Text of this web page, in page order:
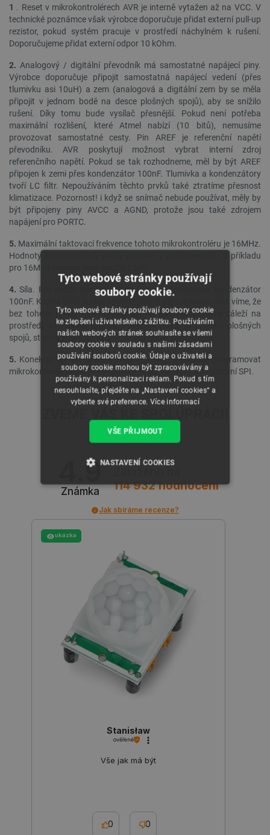
1 . Reset v mikrokontrolérech AVR je interně vytažen až na VCC. V
technické poznámce však výrobce doporučuje přidat externí pull-up
rezistor, pokud systém pracuje v prostředí náchylném k rušení.
Doporučujeme přidat externí odpor 10 kOhm.
2. Analogový / digitální převodník má samostatné napájecí piny.
Výrobce doporučuje připojit samostatná napájecí vedení (přes
tlumivku asi 10uH) a zem (analogová a digitální zem by se měla
připojit v jednom bodě na desce plošných spojů), aby se snížilo
rušení. Díky tomu bude vysílač přesnější. Pokud není potřeba
maximální rozlišení, které Atmel nabízí (10 bitů), nemusíme
provozovat samostatné cesty. Pin AREF je referenční napětí
převodníku. AVR poskytují možnost vybrat interní zdroj
referenčního napětí. Pokud se tak rozhodneme, měl by být AREF
připojen k zemi přes kondenzátor 100nF. Tlumivka a kondenzátory
tvoří LC filtr. Nepoužíváním těchto prvků také ztratíme přesnost
klimatizace. Pozornost! i když se snímač nebude používat, měly by
být připojeny piny AVCC a AGND, protože jsou také zdrojem
napájení pro PORTC.
5. Maximální taktovací frekvence tohoto mikrokontroléru je 16MHz.
Hodnoty kondenzátorů uvádí výrobce v dokumentaci. V příkladu
pro 16MHz křemen jsme použili 22pF.
4. Síla. Pro každý pár VCC-GND výrobce doporučuje kondenzátor
100nF. Kromě toho je také vhodné použít plyn. Z praxe však víme, že
bez tohoto prvku AVR fungují dobře. Vše samozřejmě záleží na
prostředí, ve kterém pracují. Pokud je místo pro desku plošných
spojů, stojí za to použít tuto tlumivku podle doporučení.
5. Konektor ISP (In-System Programming) umožňuje programovat
mikrokontrolér umístěný v cílovém systému. Využívá rozhraní SPI.
4.9
Známka
114 932hodnocení
Jak sbíráme recenze?
ukázka
Stanisław
ověřené
Vše jak má být
0 0
Tyto webové stránky používají
soubory cookie.
Tyto webové stránky používají soubory cookie
ke zlepšení uživatelského zážitku. Používáním
našich webových stránek souhlasíte se všemi
soubory cookie v souladu s našimi zásadami
používání souborů cookie. Údaje o uživateli a
soubory cookie mohou být zpracovávány a
používány k personalizaci reklam. Pokud s tím
nesouhlasíte, přejděte na „Nastavení cookies“ a
vyberte své preference. Více informací
VŠE PŘIJMOUT
NASTAVENÍ COOKIES
NEZBYTNĚ NUTNÉ SOUBORY
VÝKONOVÉ SOUBORY
FUNKČNÍ SOUBORY
Nezbytně nutné soubory Výkonové soubory
Soubory cílení Funkční soubory
Nezbytně nutné soubory cookie umožňují základní
funkce webových stránek, jako je přihlášení
uživatele a správa účtu. Webové stránky nelze bez